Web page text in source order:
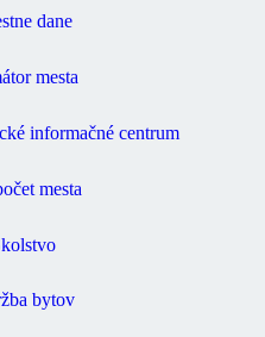
dane
mesta
informačné centrum
mesta
bytov